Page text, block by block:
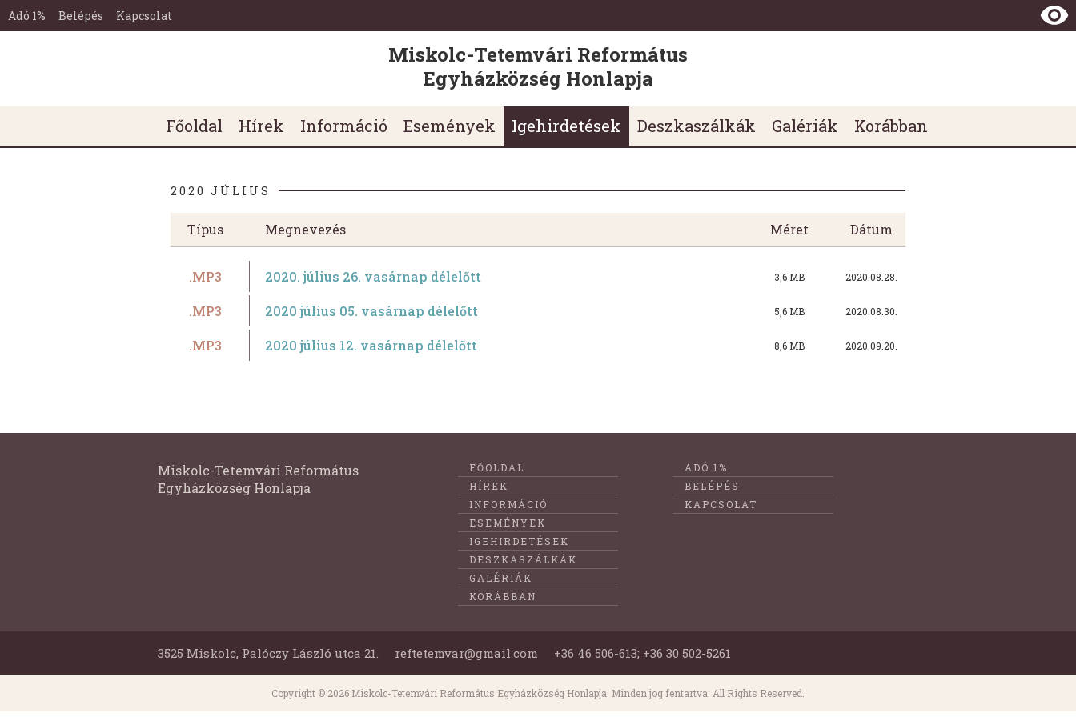
Miskolc-
Tetemvári
Református
Ugrás a tartalomra
Ugrás a láblécre
Adó 1% Belépés Kapcsolat
Miskolc-Tetemvári Református
Egyházközség Honlapja
Főmenü
Főoldal Hírek Információ Események Igehirdetések Deszkaszálkák Galériák Korábban
2020 JÚLIUS
Típus Megnevezés Méret Dátum
.MP3 2020. július 26. vasárnap délelőtt 3,6 MB 2020.08.28.
.MP3 2020 július 05. vasárnap délelőtt 5,6 MB 2020.08.30.
.MP3 2020 július 12. vasárnap délelőtt 8,6 MB 2020.09.20.
Miskolc-Tetemvári Református
Egyházközség Honlapja
Lábléc
menüje
FŐOLDAL
HÍREK
INFORMÁCIÓ
ESEMÉNYEK
IGEHIRDETÉSEK
DESZKASZÁLKÁK
GALÉRIÁK
KORÁBBAN
ADÓ 1%
BELÉPÉS
KAPCSOLAT
3525 Miskolc, Palóczy László utca 21. reftetemvar@gmail.com +36 46 506-613; +36 30 502-5261
Copyright © 2026 Miskolc-Tetemvári Református Egyházközség Honlapja. Minden jog fentartva. All Rights Reserved.